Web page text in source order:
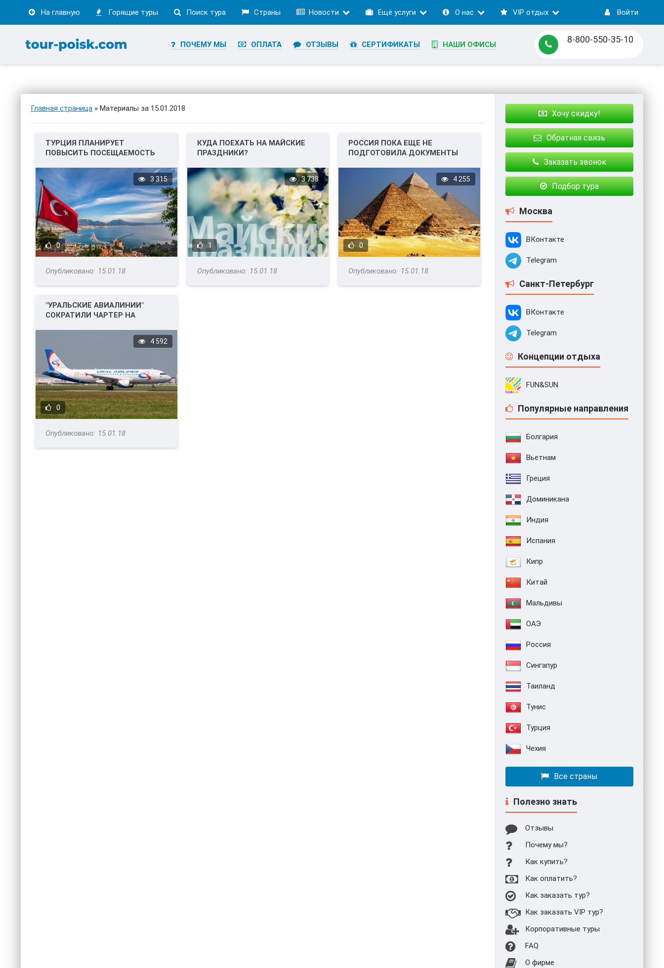
На главную Горящие туры Поиск тура Страны Новости Ещё услуги О нас VIP отдых Войти
ПОЧЕМУ МЫ ОПЛАТА ОТЗЫВЫ СЕРТИФИКАТЫ НАШИ ОФИСЫ 8-800-550-35-10
Главная страница » Материалы за 15.01.2018
ТУРЦИЯ ПЛАНИРУЕТ
ПОВЫСИТЬ ПОСЕЩАЕМОСТЬ
0
3 315
15.01.18
КУДА ПОЕХАТЬ НА МАЙСКИЕ
ПРАЗДНИКИ?
1
3 738
15.01.18
РОССИЯ ПОКА ЕЩЕ НЕ
ПОДГОТОВИЛА ДОКУМЕНТЫ
0
4 255
15.01.18
"УРАЛЬСКИЕ АВИАЛИНИИ"
СОКРАТИЛИ ЧАРТЕР НА
0
4 592
15.01.18
Хочу скидку!
Обратная связь
Заказать звонок
Подбор тура
Москва
ВКонтакте
Telegram
Санкт-Петербург
ВКонтакте
Telegram
Концепции отдыха
FUN&SUN
Популярные направления
Болгария
Вьетнам
Греция
Доминикана
Индия
Испания
Кипр
Китай
Мальдивы
ОАЭ
Россия
Сингапур
Таиланд
Тунис
Турция
Чехия
Все страны
Полезно знать
Отзывы
Почему мы?
Как купить?
Как оплатить?
Как заказать тур?
Как заказать VIP тур?
Корпоративные туры
FAQ
О фирме